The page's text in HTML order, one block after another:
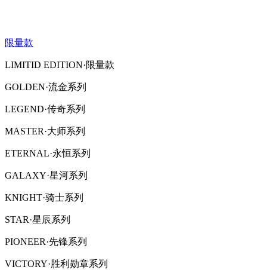
限量款
LIMITID EDITION·限量款
GOLDEN·流金系列
LEGEND·传奇系列
MASTER·大师系列
ETERNAL·永恒系列
GALAXY·星河系列
KNIGHT·骑士系列
STAR·星辰系列
PIONEER·先锋系列
VICTORY·胜利勋章系列